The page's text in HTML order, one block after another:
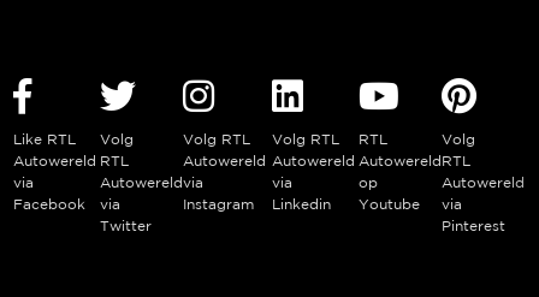
Like RTL
Autowereld
via
Facebook
Volg
RTL
Autowereld
via
Twitter
Volg RTL
Autowereld
via
Instagram
Volg RTL
Autowereld
via
Linkedin
RTL
Autowereld
op
Youtube
Volg
RTL
Autowereld
via
Pinterest